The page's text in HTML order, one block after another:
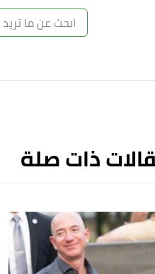
ذات صلة